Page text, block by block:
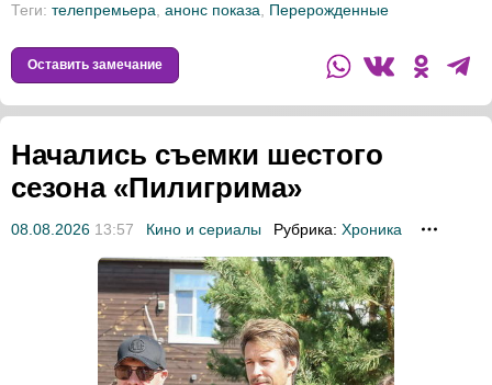
Теги: телепремьера анонс показа Перерожденные
Оставить замечание
Начались съемки шестого
сезона «Пилигрима»
08.08.2026 13:57 Кино и сериалы Рубрика: Хроника